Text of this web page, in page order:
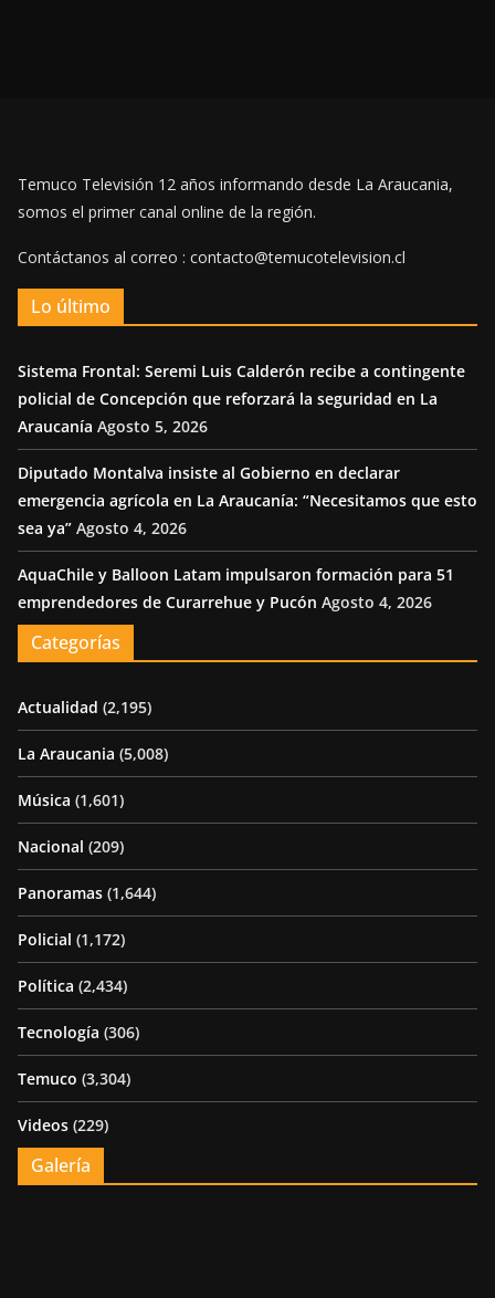
Temuco Televisión 12 años informando desde La Araucania,
somos el primer canal online de la región.
Contáctanos al correo : contacto@temucotelevision.cl
Lo último
Sistema Frontal: Seremi Luis Calderón recibe a contingente
policial de Concepción que reforzará la seguridad en La
Araucanía Agosto 5, 2026
Diputado Montalva insiste al Gobierno en declarar
emergencia agrícola en La Araucanía: “Necesitamos que esto
sea ya” Agosto 4, 2026
AquaChile y Balloon Latam impulsaron formación para 51
emprendedores de Curarrehue y Pucón Agosto 4, 2026
Categorías
Actualidad (2,195)
La Araucania (5,008)
Música (1,601)
Nacional (209)
Panoramas (1,644)
Policial (1,172)
Política (2,434)
Tecnología (306)
Temuco (3,304)
Videos (229)
Galería